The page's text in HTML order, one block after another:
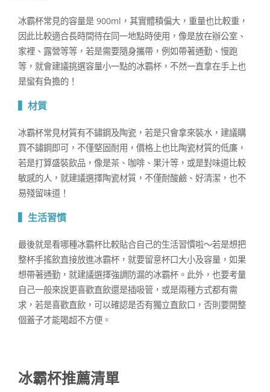
冰霸杯常見的容量是 900ml，其實體積偏大，重量也比較重，
因此比較適合長時間待在同一地點時使用，像是放在辦公室、
家裡、露營等等，若是需要隨身攜帶，例如帶著通勤、慢跑
等，就會建議挑選容量小一點的冰霸杯，不然一直拿在手上也
是蠻有負擔的！
▍材質
冰霸杯常見材質有不鏽鋼及陶瓷，若是只會拿來裝水，建議購
買不鏽鋼即可，不僅堅固耐用，價格上也比陶瓷材質的低廉，
若是打算盛裝飲品，像是茶、咖啡、果汁等，或是對味道比較
敏感的人，就建議選擇陶瓷材質，不僅耐酸鹼、好清潔，也不
易殘留味道！
▍生活習慣
最後就是看哪種冰霸杯比較貼合自己的生活習慣啦～若是想把
整杯手搖飲直接放進冰霸杯，就要留意杯口大小及容量，如果
想帶著通勤，就建議選擇強調防漏的冰霸杯。此外，也要考量
自己一般來說更喜歡直飲還是插吸管，或是兩種方式都有需
求，若是喜歡直飲，可以確認是否有獨立直飲口，否則要開整
個蓋子才能喝超不方便。
冰霸杯推薦清單